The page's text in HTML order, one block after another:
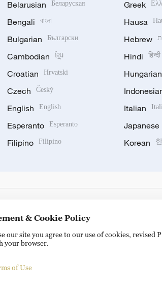
Belarusian Беларуская
Bengali বাংলা
Bulgarian Български
Cambodian ខ្មែរ
Croatian Hrvatski
Czech Český
English English
Esperanto Esperanto
Filipino Filipino
Greek
Hausa
Hebrew
Hindi हिन्दी
Hungarian
Italian
Japanese
Korean
京ICP备20000184号
& Cookie Policy
our site you agree to our use of cookies, revised
your browser.
of Use